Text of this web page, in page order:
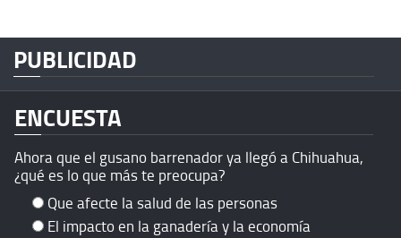
PUBLICIDAD
ENCUESTA
Ahora que el gusano barrenador ya llegó a Chihuahua,
¿qué es lo que más te preocupa?
Que afecte la salud de las personas
El impacto en la ganadería y la economía